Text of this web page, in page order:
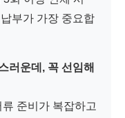
부가 가장 중요합
러운데, 꼭 선임해
준비가 복잡하고